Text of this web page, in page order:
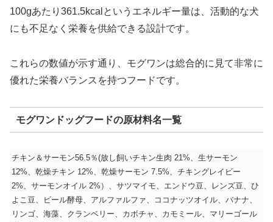
100gあたり361.5kcalというエネルギー量は、活動的な犬
にも不足なく栄養を供給できる設計です。
これらの数値が示す通り、モグワンは総合的に見て非常に
優れた栄養バランスを持つフードです。
モグワンドッグフードの原材料名一覧
チキン＆サーモン56.5％(放し飼いチキン生肉 21%、生サーモン
12%、乾燥チキン 12%、乾燥サーモン 7.5%、チキングレイビー
2%、サーモンオイル 2%）、サツマイモ、エンドウ豆、レンズ豆、ひ
よこ豆、ビール酵母、アルファルファ、ココナッツオイル、バナナ、
リンゴ、海藻、クランベリー、カボチャ、カモミール、マリーゴール